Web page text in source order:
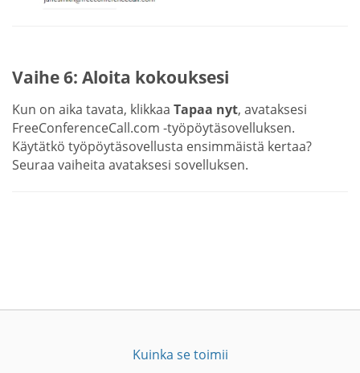
Vaihe 6: Aloita kokouksesi
Kun on aika tavata, klikkaa Tapaa nyt, avataksesi
FreeConferenceCall.com -työpöytäsovelluksen.
Käytätkö työpöytäsovellusta ensimmäistä kertaa?
Seuraa vaiheita avataksesi sovelluksen.
Kuinka se toimii